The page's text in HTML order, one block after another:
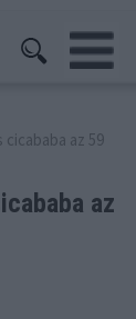
cicababa az 59
az